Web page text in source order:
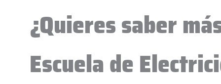
¿Quieres saber
Escuela de